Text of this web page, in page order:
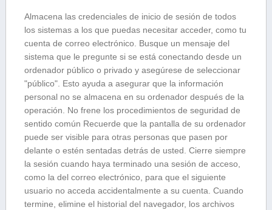
Almacena las credenciales de inicio de sesión de todos
los sistemas a los que puedas necesitar acceder, como tu
cuenta de correo electrónico. Busque un mensaje del
sistema que le pregunte si se está conectando desde un
ordenador público o privado y asegúrese de seleccionar
"público". Esto ayuda a asegurar que la información
personal no se almacena en su ordenador después de la
operación. No frene los procedimientos de seguridad de
sentido común Recuerde que la pantalla de su ordenador
puede ser visible para otras personas que pasen por
delante o estén sentadas detrás de usted. Cierre siempre
la sesión cuando haya terminado una sesión de acceso,
como la del correo electrónico, para que el siguiente
usuario no acceda accidentalmente a su cuenta. Cuando
termine, elimine el historial del navegador, los archivos